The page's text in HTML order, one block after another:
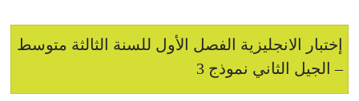
إختبار الانجليزية الفصل الأول للسنة الثالثة متوسط
– الجيل الثاني نموذج 3